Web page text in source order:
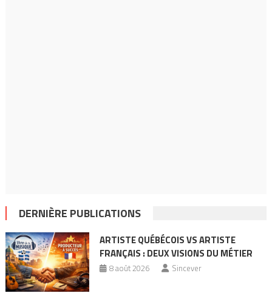
DERNIÈRE PUBLICATIONS
ARTISTE QUÉBÉCOIS VS ARTISTE
FRANÇAIS : DEUX VISIONS DU MÉTIER
8 août 2026 Sincever